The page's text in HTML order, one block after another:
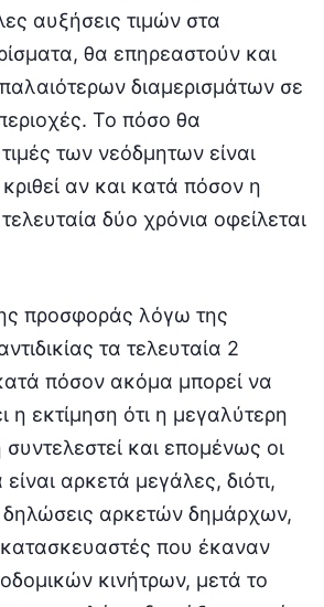
αυξήσεις τιμών στα
θα επηρεαστούν και
διαμερισμάτων σε
Το πόσο θα
των νεόδμητων είναι
αν και κατά πόσον η
δύο χρόνια οφείλεται
προσφοράς λόγω της
τα τελευταία 2
πόσον ακόμα μπορεί να
η εκτίμηση ότι η μεγαλύτερη
και επομένως οι
αρκετά μεγάλες, διότι,
αρκετών δημάρχων,
κατασκευαστές που έκαναν
κινήτρων, μετά το